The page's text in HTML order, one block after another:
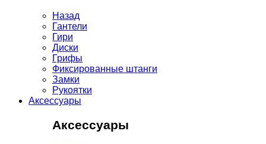
Назад
Гантели
Гири
Диски
Грифы
Фиксированные штанги
Замки
Рукоятки
Аксессуары
Аксессуары